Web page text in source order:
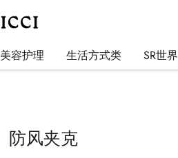
美容护理 生活方式类 SR世界
防风夹克